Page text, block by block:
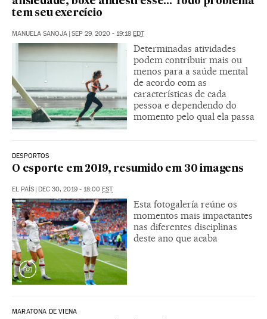
tem seu exercício
MANUELA SANOJA SEP 29, 2020 - 19:18 EDT
Determinadas atividades
podem contribuir mais ou
menos para a saúde mental
de acordo com as
características de cada
pessoa e dependendo do
momento pelo qual ela passa
DESPORTOS
O esporte em 2019, resumido em 30 imagens
EL PAÍS | DEC 30, 2019 - 18:00 EST
Esta fotogalería reúne os
momentos mais impactantes
nas diferentes disciplinas
deste ano que acaba
MARATONA DE VIENA